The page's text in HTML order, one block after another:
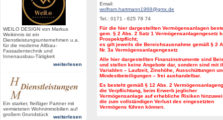
WEILO DESIGN von Markus
Weikinnis ist ein
Dienstleistungsunternehmen u.a.
für die moderne Altbau-
Fassadentechnik und
Innenausbau-Tätigkeit
weiterlesen
Ein starker, fleißiger Partner mit
vermieteten Wohnimmobilien auf
großem Grundstück
weiterlesen
Email:
wolfram.hartmann1968@gmx.de
Tel.: 0171 - 625 78 74
Für die hier dargestellten Vermögensanlagen
gem. § 2 Abs. 2 Satz 1 Vermögensanlagengesetz
Prospektpflicht;
es gilt jeweils die Bereichsausnahme gemäß § 2
Nr. 3a Vermögensanlagengesetz
Alle hier dargestellten Finanzinstrumente sind
und stellen keine Angebote dar, sondern sind mit
Variablen – Laufzeit, Zinshöhe, Ausschüttungen
Mindestbeteiligungen – frei aushandelbar.
Es besteht gemäß § 12 Abs. 2
die Verpflichtung, beim Erwerb jeglicher
Vermögensanlage auf erhebliche Risiken
die zum vollständigen Verlust des eingesetzten
Vermögens führen können.